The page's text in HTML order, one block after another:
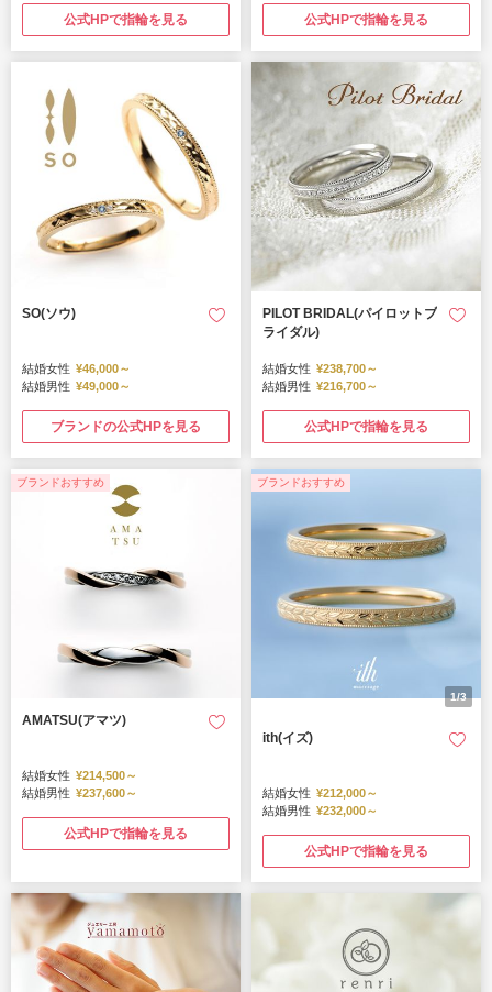
公式HPで指輪を見る 公式HPで指輪を見る
SO(ソウ)
結婚女性 ¥46,000～
結婚男性 ¥49,000～
ブランドの公式HPを見る
PILOT BRIDAL(パイロットブ
ライダル)
結婚女性 ¥238,700～
結婚男性 ¥216,700～
公式HPで指輪を見る
ブランドおすすめ
AMATSU(アマツ)
結婚女性 ¥214,500～
結婚男性 ¥237,600～
公式HPで指輪を見る
ブランドおすすめ
1/3
ith(イズ)
結婚女性 ¥212,000～
結婚男性 ¥232,000～
公式HPで指輪を見る